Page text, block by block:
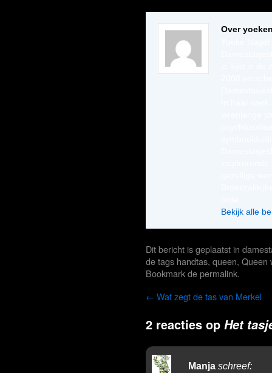
Over
Bekijk alle
Dit bericht is geplaatst in
de tags handtas, queen, Queen
Bookmark depermalink.
← Wat zegt de tas van Merkel
2 reacties op Het
Manja schreef: